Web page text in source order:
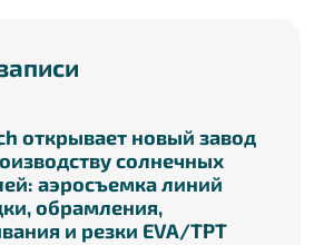
открывает новый завод
солнечных
аэросъемка линий
обрамления,
и резки EVA/TPT